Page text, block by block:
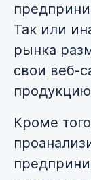
Так или
рынка
свои веб-
Кроме